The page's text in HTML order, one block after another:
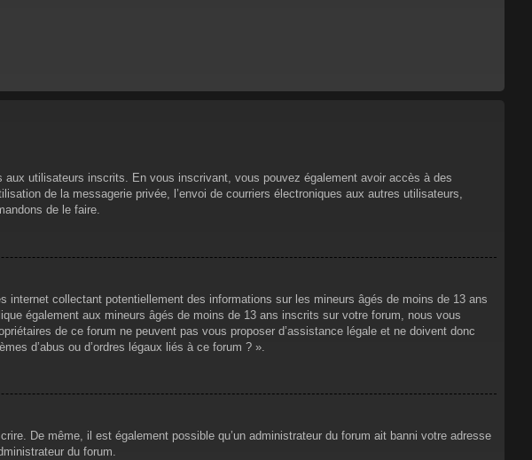
utilisateurs inscrits. En vous inscrivant, vous pouvez également avoir accès à des
de la messagerie privée, l’envoi de courriers électroniques aux autres utilisateurs,
de le faire.
internet collectant potentiellement des informations sur les mineurs âgés de moins de 13 ans
également aux mineurs âgés de moins de 13 ans inscrits sur votre forum, nous vous
de ce forum ne peuvent pas vous proposer d’assistance légale et ne doivent donc
d’abus ou d’ordres légaux liés à ce forum ? ».
De même, il est également possible qu’un administrateur du forum ait banni votre adresse
du forum.